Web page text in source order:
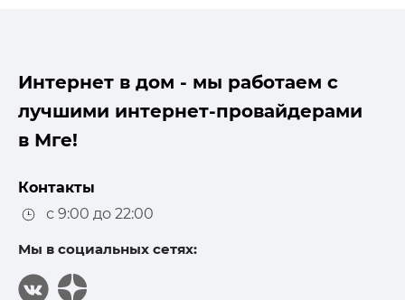
Интернет в дом - мы работаем с
лучшими интернет-провайдерами
в Мге!
Контакты
с 9:00 до 22:00
Мы в социальных сетях: